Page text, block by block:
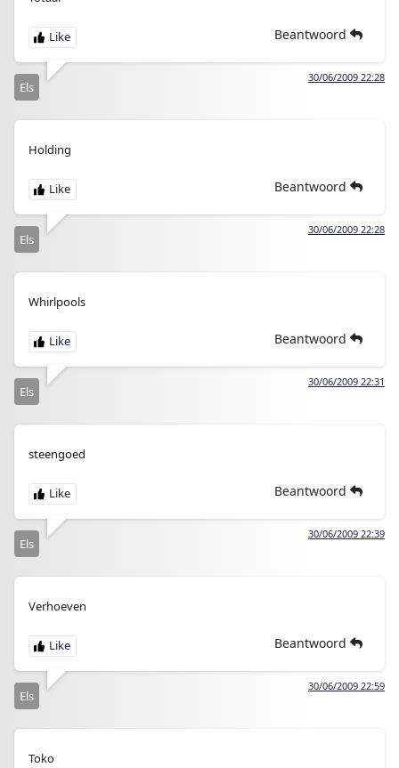
Beantwoord
30/06/2009 22:28
Els
Holding
Beantwoord
30/06/2009 22:28
Els
Whirlpools
Beantwoord
30/06/2009 22:31
Els
steengoed
Beantwoord
30/06/2009 22:39
Els
Verhoeven
Beantwoord
30/06/2009 22:59
Els
Toko